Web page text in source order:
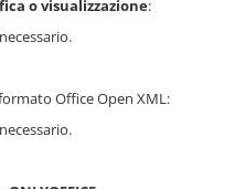
o visualizzazione:
Office Open XML: